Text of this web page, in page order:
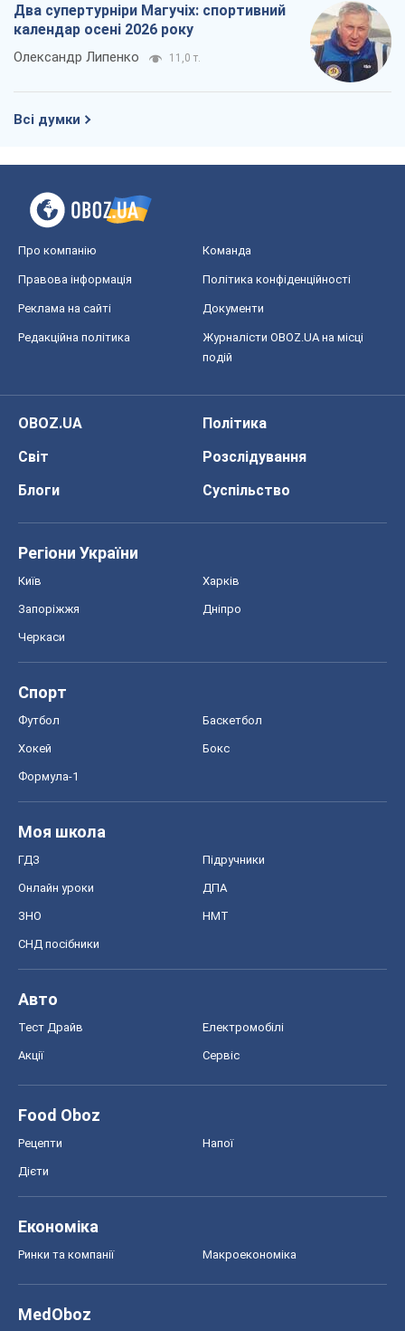
Два супертурніри Магучіх: спортивний
календар осені 2026 року
Олександр Липенко 11,0 т.
Всі думки
Про компанію Команда
Правова інформація Політика конфіденційності
Реклама на сайті Документи
Редакційна політика
Журналісти OBOZ.UA на місці
подій
OBOZ.UA
Політика
Світ
Розслідування
Блоги
Суспільство
Регіони України
Київ Харків
Запоріжжя Дніпро
Черкаси
Спорт
Футбол Баскетбол
Хокей Бокс
Формула-1
Моя школа
ГДЗ Підручники
Онлайн уроки ДПА
ЗНО НМТ
СНД посібники
Авто
Тест Драйв Електромобілі
Акції Сервіс
Food Oboz
Рецепти Напої
Дієти
Економіка
Ринки та компанії Макроекономіка
MedOboz